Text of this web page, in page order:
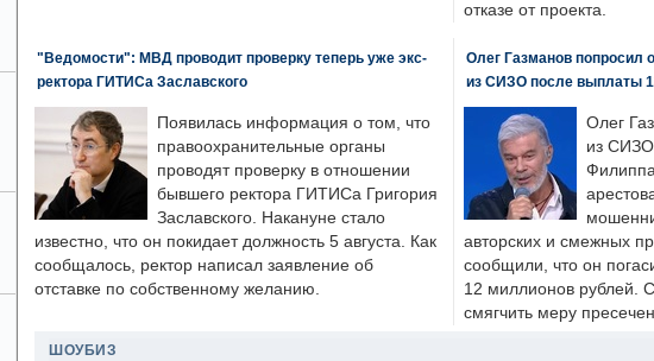
отказе от проекта.
"Ведомости": МВД проводит проверку теперь уже экс-
ректора ГИТИСа Заславского
Появилась информация о том, что
правоохранительные органы
проводят проверку в отношении
бывшего ректора ГИТИСа Григория
Заславского. Накануне стало
известно, что он покидает должность 5 августа. Как
сообщалось, ректор написал заявление об
отставке по собственному желанию.
Олег Газманов попросил
из СИЗО после выплаты
Олег
из СИЗО
авторских и смежных
сообщили, что он
12 миллионов рублей.
смягчить меру
ШОУБИЗ